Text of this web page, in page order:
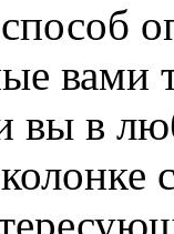
вами
вы в